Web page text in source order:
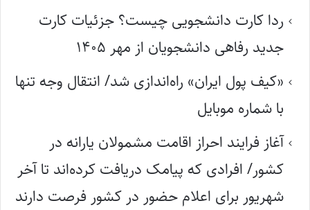
ردا کارت دانشجویی چیست؟ جزئیات کارت
جدید رفاهی دانشجویان از مهر ۱۴۰۵
«کیف پول ایران» راه‌اندازی شد/ انتقال وجه تنها
با شماره موبایل
آغاز فرایند احراز اقامت مشمولان یارانه در
کشور/ افرادی که پیامک دریافت کرده‌اند تا آخر
شهریور برای اعلام حضور در کشور فرصت دارند